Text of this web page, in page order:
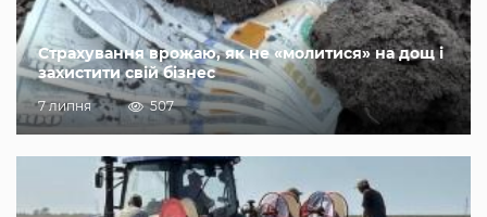
Страхування врожаю, як не «молитися» на дощ і
захистити свій бізнес
7 липня 507